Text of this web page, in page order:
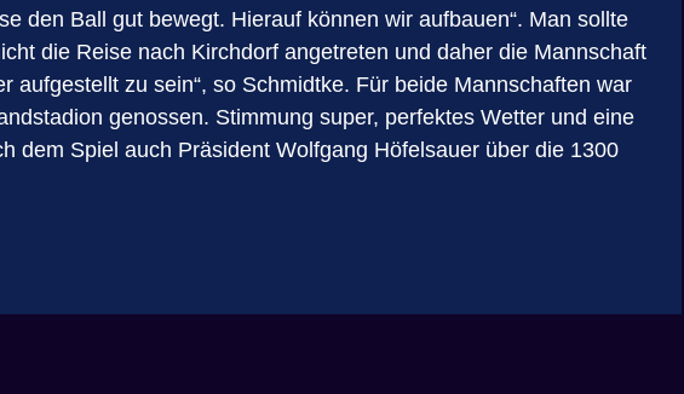
den Ball gut bewegt. Hierauf können wir aufbauen“. Man sollte
die Reise nach Kirchdorf angetreten und daher die Mannschaft
aufgestellt zu sein“, so Schmidtke. Für beide Mannschaften war
genossen. Stimmung super, perfektes Wetter und eine
dem Spiel auch Präsident Wolfgang Höfelsauer über die 1300